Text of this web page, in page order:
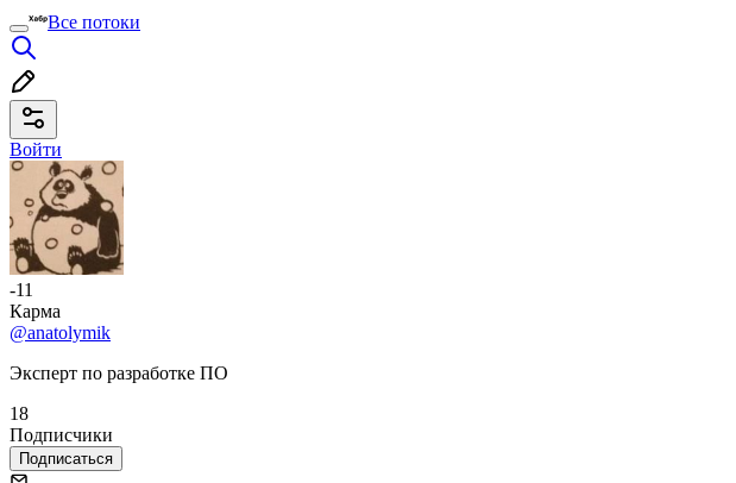
Все потоки
Войти
-11
Карма
@anatolymik
Эксперт по разработке ПО
18
Подписчики
Подписаться